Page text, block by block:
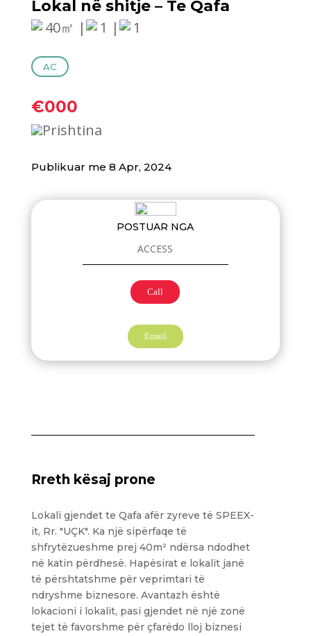
Lokal në shitje – Te Qafa
40㎡ |
1 | 1
AC
€000
Prishtina
Publikuar me 8 Apr, 2024
POSTUAR NGA
ACCESS
Call
Email
Rreth kësaj prone
Lokali gjendet te Qafa afër zyreve të SPEEX-
it, Rr. "UÇK". Ka një sipërfaqe të
shfrytëzueshme prej 40m² ndërsa ndodhet
në katin përdhesë. Hapësirat e lokalit janë
të përshtatshme për veprimtari të
ndryshme biznesore. Avantazh është
lokacioni i lokalit, pasi gjendet në një zonë
tejet të favorshme për çfarëdo lloj biznesi